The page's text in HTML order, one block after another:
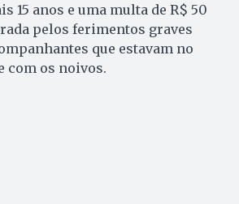
15 anos e uma multa de R$ 50
pelos ferimentos graves
que estavam no
com os noivos.